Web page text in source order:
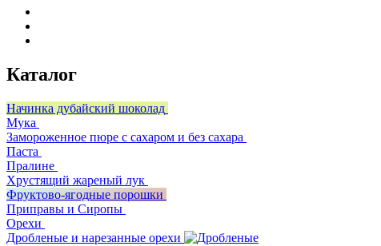
Каталог
Начинка дубайский шоколад
Мука
Замороженное пюре с сахаром и без сахара
Паста
Пралине
Хрустящий жареный лук
Фруктово-ягодные порошки
Приправы и Сиропы
Орехи
Дробленые и нарезанные орехи